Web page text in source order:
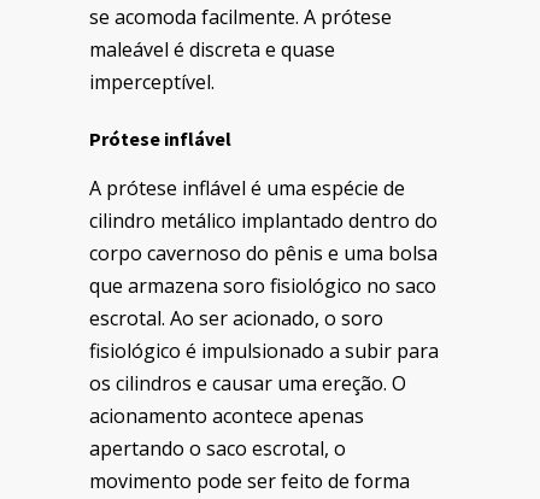
se acomoda facilmente. A prótese
maleável é discreta e quase
imperceptível.
Prótese inflável
A prótese inflável é uma espécie de
cilindro metálico implantado dentro do
corpo cavernoso do pênis e uma bolsa
que armazena soro fisiológico no saco
escrotal. Ao ser acionado, o soro
fisiológico é impulsionado a subir para
os cilindros e causar uma ereção. O
acionamento acontece apenas
apertando o saco escrotal, o
movimento pode ser feito de forma